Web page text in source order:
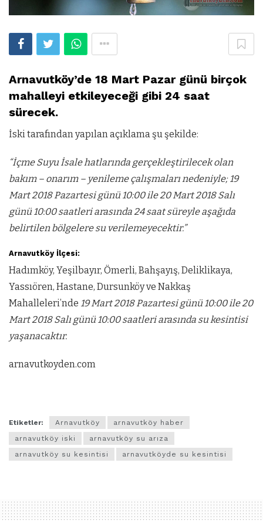
Arnavutköy’de 18 Mart Pazar günü birçok
mahalleyi etkileyeceği gibi 24 saat
sürecek.
İski tarafından yapılan açıklama şu şekilde:
“İçme Suyu İsale hatlarında gerçekleştirilecek olan
bakım – onarım – yenileme çalışmaları nedeniyle; 19
Mart 2018 Pazartesi günü 10:00 ile 20 Mart 2018 Salı
günü 10:00 saatleri arasında 24 saat süreyle aşağıda
belirtilen bölgelere su verilemeyecektir.”
Arnavutköy İlçesi:
Hadımköy, Yeşilbayır, Ömerli, Bahşayış, Deliklikaya,
Yassıören, Hastane, Dursunköy ve Nakkaş
Mahalleleri’nde 19 Mart 2018 Pazartesi günü 10:00 ile 20
Mart 2018 Salı günü 10:00 saatleri arasında su kesintisi
yaşanacaktır.
arnavutkoyden.com
Etiketler: Arnavutköy
arnavutköy haber
arnavutköy iski
arnavutköy su arıza
arnavutköy su kesintisi
arnavutköyde su kesintisi